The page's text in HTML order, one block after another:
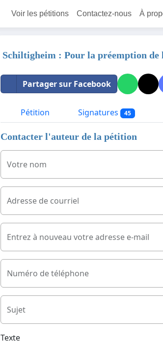
Voir les pétitions Contactez-nous À
Schiltigheim : Pour la préemption de
Partager sur Facebook
Pétition Signatures 45
Contacter l'auteur de la pétition
Votre nom
Adresse de courriel
Entrez à nouveau votre adresse e-mail
Numéro de téléphone
Sujet
Texte